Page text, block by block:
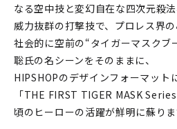
なる空中技と変幻自在な四次元殺法
威力抜群の打撃技で、プロレス界の
社会的に空前の“タイガーマスクブ
聡氏の名シーンをそのままに、
HIPSHOPのデザインフォーマット
「THE FIRST TIGER MASK
頃のヒーローの活躍が鮮明に蘇りま